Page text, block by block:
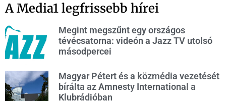
A Media1 legfrissebb hírei
Megint megszűnt egy országos
tévécsatorna: videón a Jazz TV utolsó
másodpercei
Magyar Pétert és a közmédia vezetését
bírálta az Amnesty International a
Klubrádióban